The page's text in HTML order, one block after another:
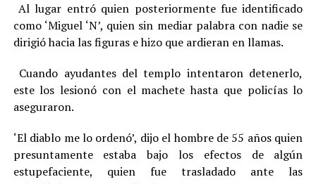
Al lugar entró quien posteriormente fue identificado
como ‘Miguel ‘N’, quien sin mediar palabra con nadie se
dirigió hacia las figuras e hizo que ardieran en llamas.
Cuando ayudantes del templo intentaron detenerlo,
este los lesionó con el machete hasta que policías lo
aseguraron.
‘El diablo me lo ordenó’, dijo el hombre de 55 años quien
presuntamente estaba bajo los efectos de algún
estupefaciente, quien fue trasladado ante las